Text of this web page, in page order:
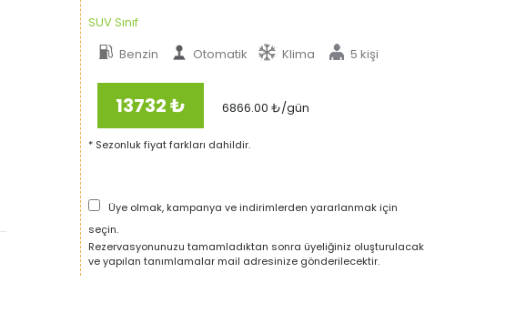
SUV Sınıf
Benzin
Otomatik Klima 5 kişi
13732₺ 6866.00 ₺/gün
* Sezonluk fiyat farkları dahildir.
Üye olmak, kampanya ve indirimlerden yararlanmak için
seçin.
Rezervasyonunuzu tamamladıktan sonra üyeliğiniz oluşturulacak
ve yapılan tanımlamalar mail adresinize gönderilecektir.